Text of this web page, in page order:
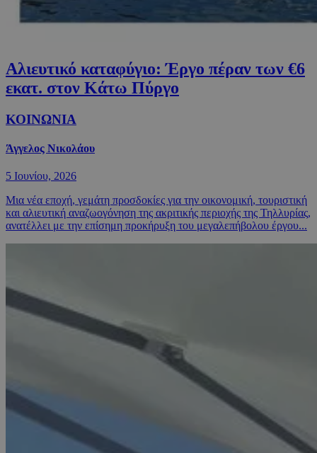
Αλιευτικό καταφύγιο: Έργο πέραν των €6
εκατ. στον Κάτω Πύργο
ΚΟΙΝΩΝΙΑ
Άγγελος Νικολάου
5 Ιουνίου, 2026
Μια νέα εποχή, γεμάτη προσδοκίες για την οικονομική, τουριστική
και αλιευτική αναζωογόνηση της ακριτικής περιοχής της Τηλλυρίας,
ανατέλλει με την επίσημη προκήρυξη του μεγαλεπήβολου έργου...